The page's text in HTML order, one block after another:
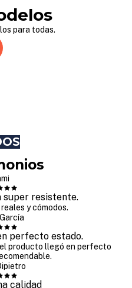
para todas.
super resistente.
y cómodos.
perfecto estado.
producto llegó en perfecto
calidad